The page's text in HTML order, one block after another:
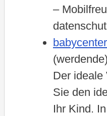
–
Der ideale
Sie den
Ihr Kind.